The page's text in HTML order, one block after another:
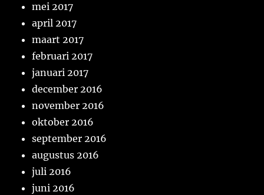
mei 2017
april 2017
maart 2017
februari 2017
januari 2017
december 2016
november 2016
oktober 2016
september 2016
augustus 2016
juli 2016
juni 2016